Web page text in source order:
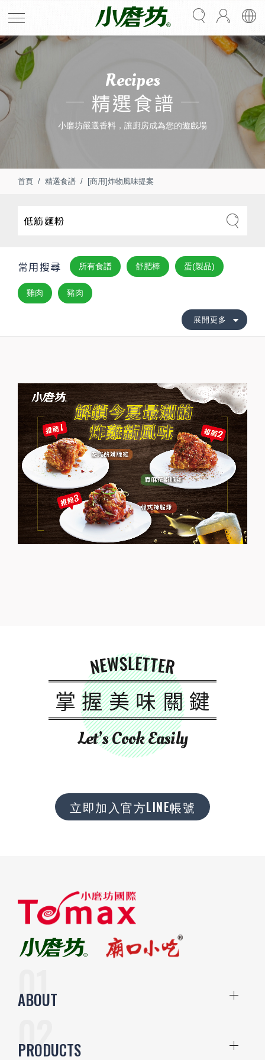
Recipes
精選食譜
小磨坊嚴選香料，讓廚房成為您的遊戲場
首頁 精選食譜 [商用]炸物風味提案
常用搜尋 所有食譜 舒肥棒 蛋(製品)
雞肉 豬肉
展開更多
NEWSLETTER
掌握美味關鍵
Let’s Cook Easily
立即加入官方LINE帳號
ABOUT
PRODUCTS